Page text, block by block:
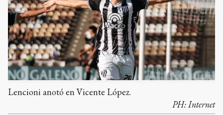
Lencioni anotó en Vicente López.
PH:Internet